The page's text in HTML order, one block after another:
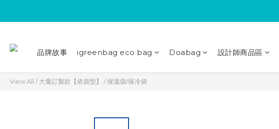
品牌故事 igreenbag eco bag Doabag 設計師商品區
View All /大量訂製款【依袋型】 /保溫袋/保冷袋